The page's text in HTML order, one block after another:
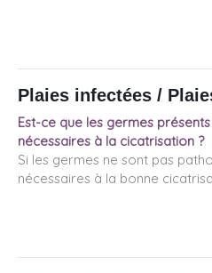
Plaies infectées /
Est-ce que les germes
nécessaires à la cicatrisation ?
Si les germes ne sont pas
nécessaires à la bonne